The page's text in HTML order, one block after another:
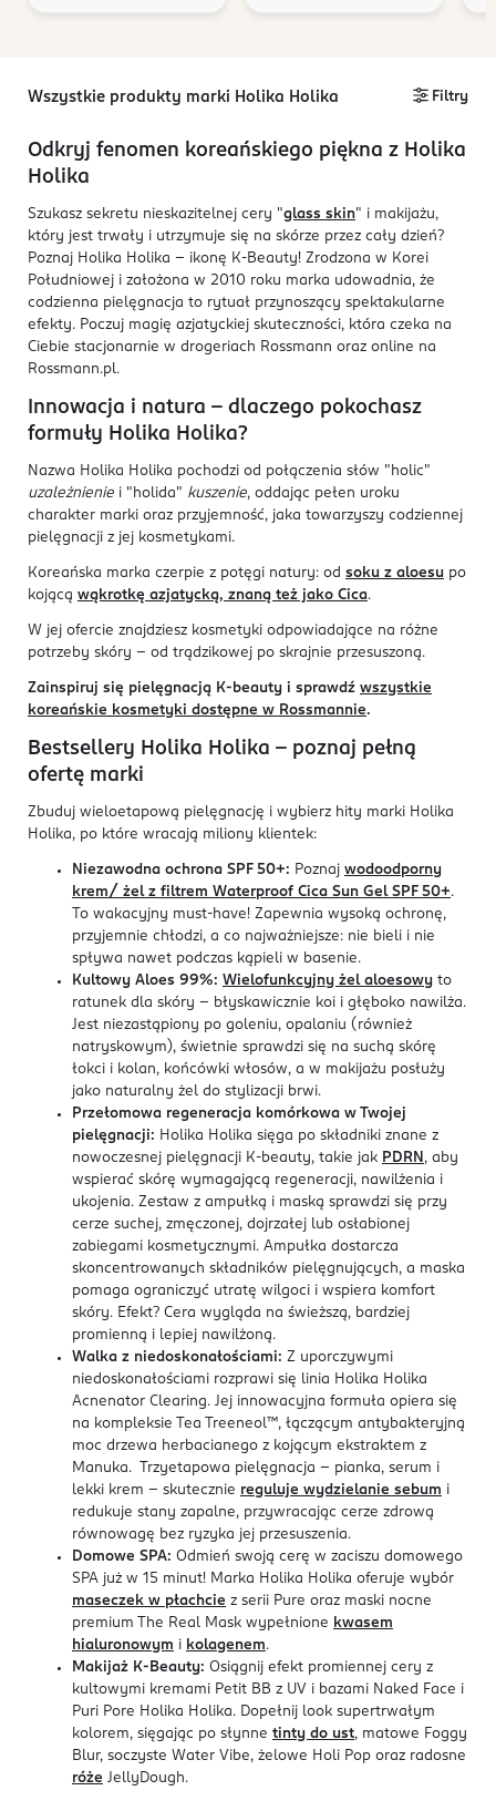
Wszystkie produkty marki Holika Holika Filtry
Odkryj fenomen koreańskiego piękna z Holika
Holika
Szukasz sekretu nieskazitelnej cery "glass skin" i makijażu,
który jest trwały i utrzymuje się na skórze przez cały dzień?
Poznaj Holika Holika – ikonę K-Beauty! Zrodzona w Korei
Południowej i założona w 2010 roku marka udowadnia, że
codzienna pielęgnacja to rytuał przynoszący spektakularne
efekty. Poczuj magię azjatyckiej skuteczności, która czeka na
Ciebie stacjonarnie w drogeriach Rossmann oraz online na
Rossmann.pl.
Innowacja i natura – dlaczego pokochasz
formuły Holika Holika?
Nazwa Holika Holika pochodzi od połączenia słów "holic"
uzależnienie i "holida" kuszenie, oddając pełen uroku
charakter marki oraz przyjemność, jaka towarzyszy codziennej
pielęgnacji z jej kosmetykami.
Koreańska marka czerpie z potęgi natury: od soku z aloesu po
kojącą wąkrotkę azjatycką, znaną też jako Cica.
W jej ofercie znajdziesz kosmetyki odpowiadające na różne
potrzeby skóry – od trądzikowej po skrajnie przesuszoną.
Zainspiruj się pielęgnacją K-beauty i sprawdź wszystkie
koreańskie kosmetyki dostępne w Rossmannie.
Bestsellery Holika Holika – poznaj pełną
ofertę marki
Zbuduj wieloetapową pielęgnację i wybierz hity marki Holika
Holika, po które wracają miliony klientek:
Niezawodna ochrona SPF 50+: Poznaj wodoodporny
krem/ żel z filtrem Waterproof Cica Sun Gel SPF 50+.
To wakacyjny must-have! Zapewnia wysoką ochronę,
przyjemnie chłodzi, a co najważniejsze: nie bieli i nie
spływa nawet podczas kąpieli w basenie.
Kultowy Aloes 99%: Wielofunkcyjny żel aloesowy to
ratunek dla skóry – błyskawicznie koi i głęboko nawilża.
Jest niezastąpiony po goleniu, opalaniu (również
natryskowym), świetnie sprawdzi się na suchą skórę
łokci i kolan, końcówki włosów, a w makijażu posłuży
jako naturalny żel do stylizacji brwi.
Przełomowa regeneracja komórkowa w Twojej
pielęgnacji: Holika Holika sięga po składniki znane z
nowoczesnej pielęgnacji K-beauty, takie jak PDRN , aby
wspierać skórę wymagającą regeneracji, nawilżenia i
ukojenia. Zestaw z ampułką i maską sprawdzi się przy
cerze suchej, zmęczonej, dojrzałej lub osłabionej
zabiegami kosmetycznymi. Ampułka dostarcza
skoncentrowanych składników pielęgnujących, a maska
pomaga ograniczyć utratę wilgoci i wspiera komfort
skóry. Efekt? Cera wygląda na świeższą, bardziej
promienną i lepiej nawilżoną.
Walka z niedoskonałościami: Z uporczywymi
niedoskonałościami rozprawi się linia Holika Holika
Acnenator Clearing. Jej innowacyjna formuła opiera się
na kompleksie Tea Treeneol™, łączącym antybakteryjną
moc drzewa herbacianego z kojącym ekstraktem z
Manuka. Trzyetapowa pielęgnacja – pianka, serum i
lekki krem – skutecznie reguluje wydzielanie sebum i
redukuje stany zapalne, przywracając cerze zdrową
równowagę bez ryzyka jej przesuszenia.
Domowe SPA: Odmień swoją cerę w zaciszu domowego
SPA już w 15 minut! Marka Holika Holika oferuje wybór
maseczek w płachcie z serii Pure oraz maski nocne
premium The Real Mask wypełnione kwasem
hialuronowym i kolagenem.
Makijaż K-Beauty: Osiągnij efekt promiennej cery z
kultowymi kremami Petit BB z UV i bazami Naked Face i
Puri Pore Holika Holika. Dopełnij look supertrwałym
kolorem, sięgając po słynne tinty do ust, matowe Foggy
Blur, soczyste Water Vibe, żelowe Holi Pop oraz radosne
róże JellyDough.